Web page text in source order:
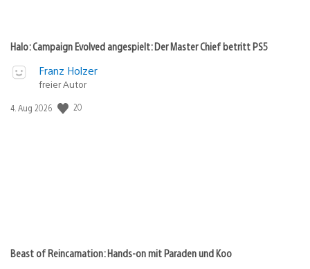
Halo: Campaign Evolved angespielt: Der Master Chief betritt PS5
Franz Holzer
freier Autor
Veröffentlichungsdatum:
4. Aug 2026 20
Beast of Reincarnation: Hands-on mit Paraden und Koo